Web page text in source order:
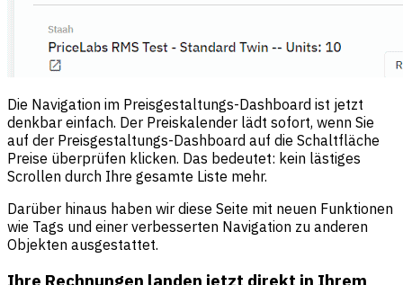
Die Navigation im Preisgestaltungs-Dashboard ist jetzt
denkbar einfach. Der Preiskalender lädt sofort, wenn Sie
auf der Preisgestaltungs-Dashboard auf die Schaltfläche
Preise überprüfen klicken. Das bedeutet: kein lästiges
Scrollen durch Ihre gesamte Liste mehr.
Darüber hinaus haben wir diese Seite mit neuen Funktionen
wie Tags und einer verbesserten Navigation zu anderen
Objekten ausgestattet.